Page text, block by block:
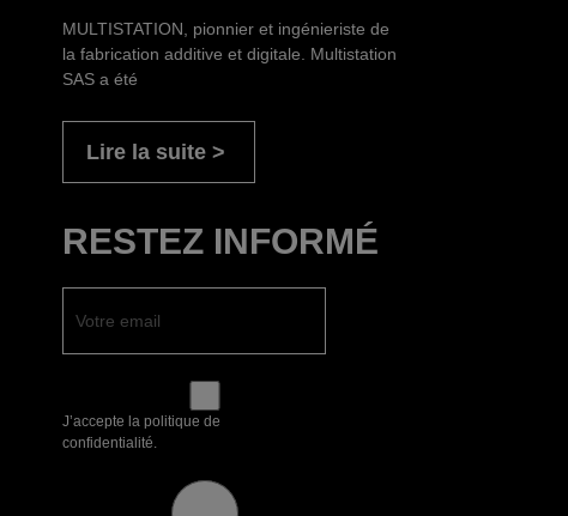
MULTISTATION, pionnier et ingénieriste de
la fabrication additive et digitale. Multistation
SAS a été
Lire la suite
RESTEZ INFORMÉ
J’accepte la politique de
confidentialité.